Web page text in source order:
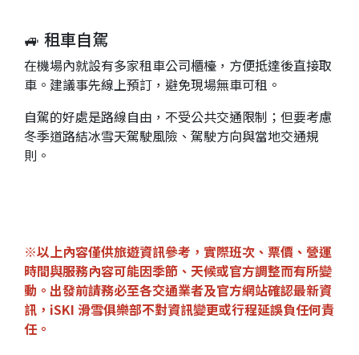
🚙 租車自駕
在機場內就設有多家租車公司櫃檯，方便抵達後直接取
車。建議事先線上預訂，避免現場無車可租。
自駕的好處是路線自由，不受公共交通限制；但要考慮
冬季道路結冰雪天駕駛風險、駕駛方向與當地交通規
則。
※以上內容僅供旅遊資訊參考，實際班次、票價、營運
時間與服務內容可能因季節、天候或官方調整而有所變
動。 出發前請務必至各交通業者及官方網站確認最新資
訊，iSKI 滑雪俱樂部不對資訊變更或行程延誤負任何責
任。